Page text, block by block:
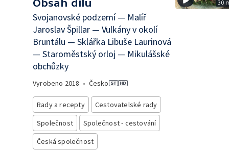
Obsah dílu
Svojanovské podzemí — Malíř
Jaroslav Špillar — Vulkány v okolí
Bruntálu — Sklářka Libuše Laurinová
— Staroměstský orloj — Mikulášské
obchůzky
Vyrobeno 2018 • Česko
Rady a recepty
Cestovatelské rady
Společnost
Společnost - cestování
Česká společnost
30